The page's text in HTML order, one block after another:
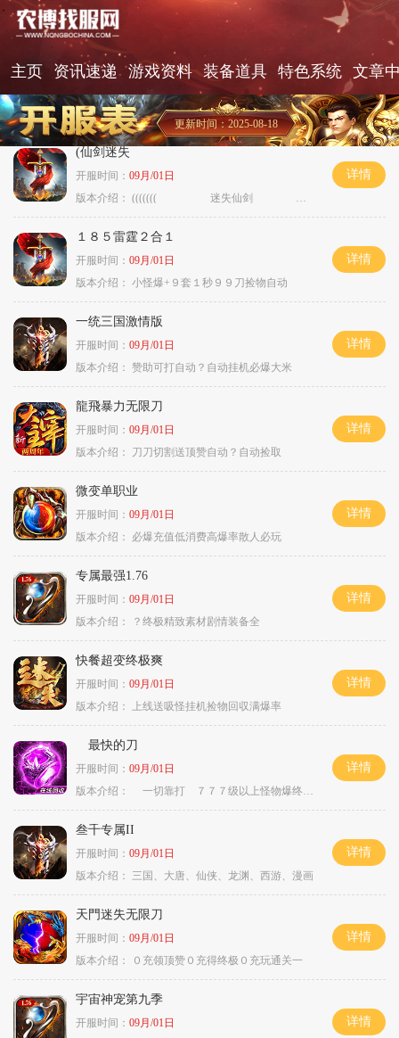
主页 资讯速递 游戏资料 装备道具 特色系统 文章
更新时间：2025-08-18
(仙剑迷失
开服时间： 09月/01日
版本介绍： ((((((( 迷失仙剑 )))))
详情
１８５雷霆２合１
开服时间： 09月/01日
版本介绍： 小怪爆+９套１秒９９刀捡物自动
详情
一统三国激情版
开服时间： 09月/01日
版本介绍： 赞助可打自动？自动挂机必爆大米
详情
龍飛暴力无限刀
开服时间： 09月/01日
版本介绍：
刀刀切割送顶赞自动？自动捡取
详情
微变单职业
开服时间： 09月/01日
版本介绍：
必爆充值低消费高爆率散人必玩
详情
专属最强1.76
开服时间： 09月/01日
版本介绍：
？终极精致素材剧情装备全
详情
快餐超变终极爽
开服时间： 09月/01日
版本介绍：
上线送吸怪挂机捡物回収满爆率
详情
最快的刀
开服时间： 09月/01日
版本介绍：
一切靠打 ７７７级以上怪物爆终极
详情
叁千专属II
开服时间： 09月/01日
版本介绍：
三国、大唐、仙侠、龙渊、西游、漫画
详情
天門迷失无限刀
开服时间： 09月/01日
版本介绍：
０充领顶赞０充得终极０充玩通关一
详情
宇宙神宠第九季
开服时间： 09月/01日
详情